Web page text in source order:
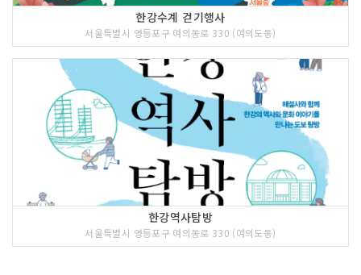
한강수계 걷기행사
서울특별시 영등포구 여의동로 330 (여의도동)
한강역사탐방
서울특별시 영등포구 여의동로 330 (여의도동)